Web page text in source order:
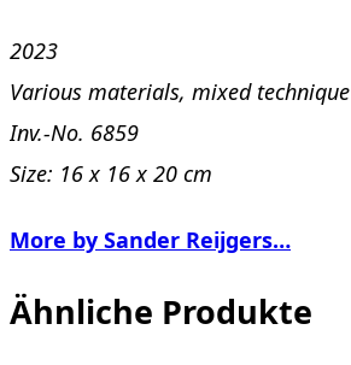
2023
Various materials, mixed technique
Inv.-No. 6859
Size: 16 x 16 x 20 cm
More by Sander Reijgers…
Ähnliche Produkte